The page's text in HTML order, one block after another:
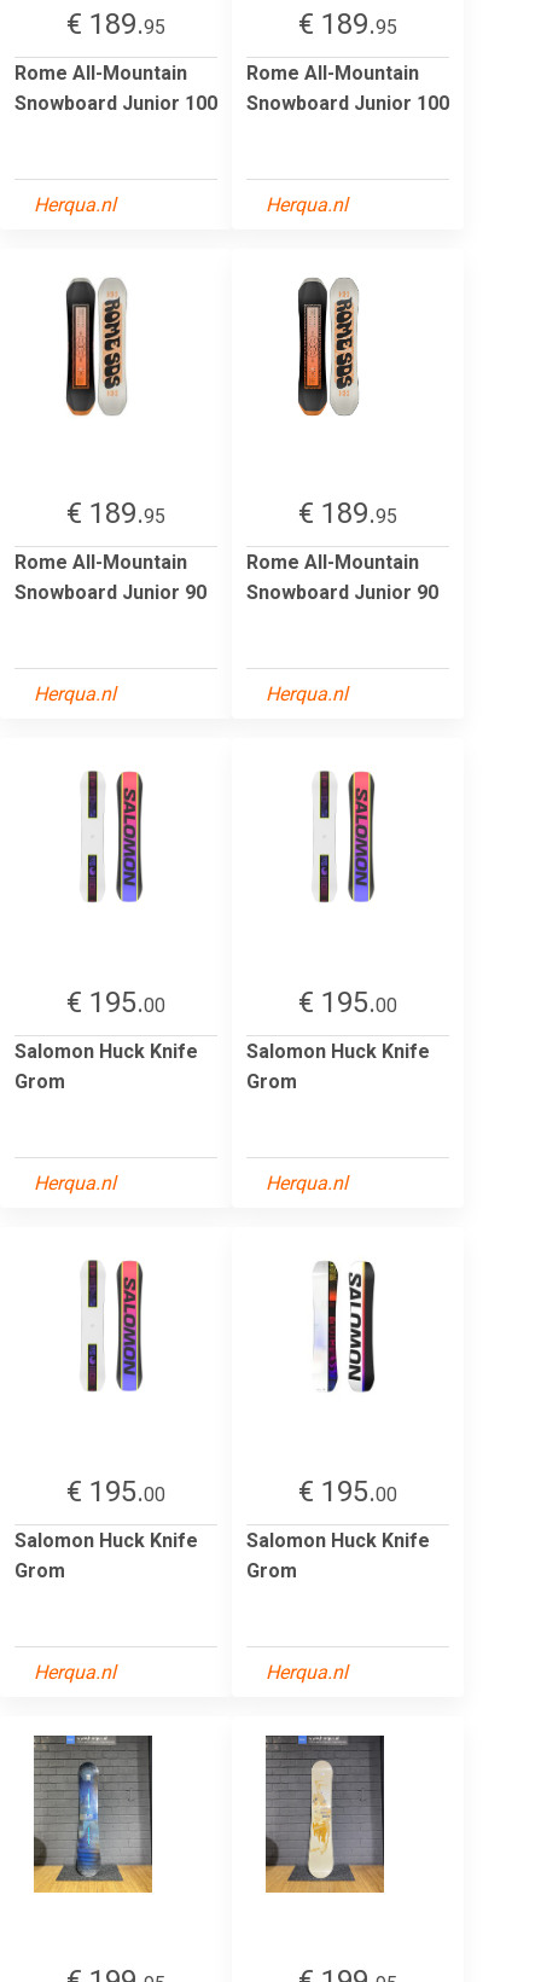
€ 189.95
Rome All-Mountain
Snowboard Junior 100
Herqua.nl
€ 189.95
Rome All-Mountain
Snowboard Junior 100
Herqua.nl
€ 189.95
Rome All-Mountain
Snowboard Junior 90
Herqua.nl
€ 189.95
Rome All-Mountain
Snowboard Junior 90
Herqua.nl
€ 195.00
Salomon Huck Knife
Grom
Herqua.nl
€ 195.00
Salomon Huck Knife
Grom
Herqua.nl
€ 195.00
Salomon Huck Knife
Grom
Herqua.nl
€ 195.00
Salomon Huck Knife
Grom
Herqua.nl